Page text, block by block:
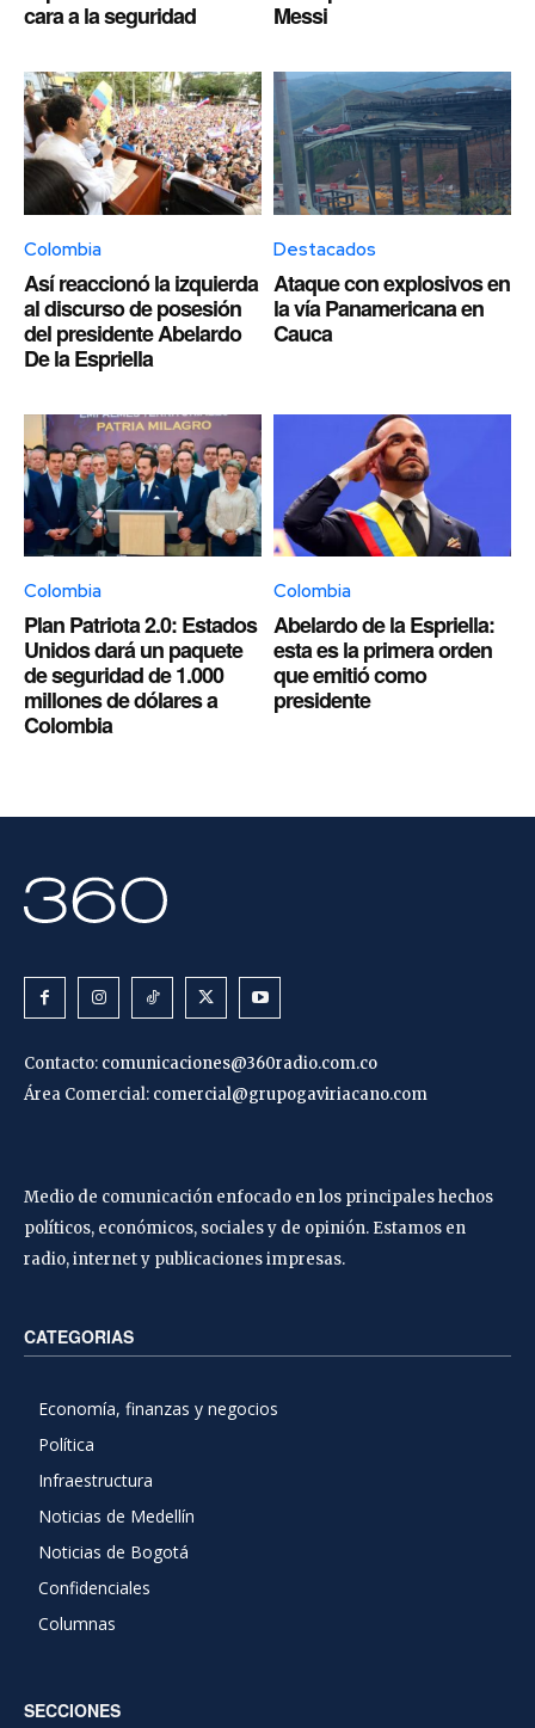
cara a la seguridad
Messi
Colombia
Así reaccionó la izquierda
al discurso de posesión
del presidente Abelardo
De la Espriella
Destacados
Ataque con explosivos en
la vía Panamericana en
Cauca
Colombia
Plan Patriota 2.0: Estados
Unidos dará un paquete
de seguridad de 1.000
millones de dólares a
Colombia
Colombia
Abelardo de la Espriella:
esta es la primera orden
que emitió como
presidente
Contacto: comunicaciones@360radio.com.co
Área Comercial: comercial@grupogaviriacano.com
Medio de comunicación enfocado en los principales hechos
políticos, económicos, sociales y de opinión. Estamos en
radio, internet y publicaciones impresas.
CATEGORIAS
Economía, finanzas y negocios
Política
Infraestructura
Noticias de Medellín
Noticias de Bogotá
Confidenciales
Columnas
SECCIONES